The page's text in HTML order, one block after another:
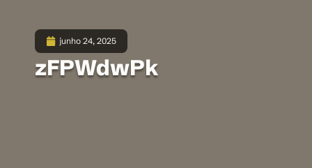
junho 24, 2025
zFPWdwPk